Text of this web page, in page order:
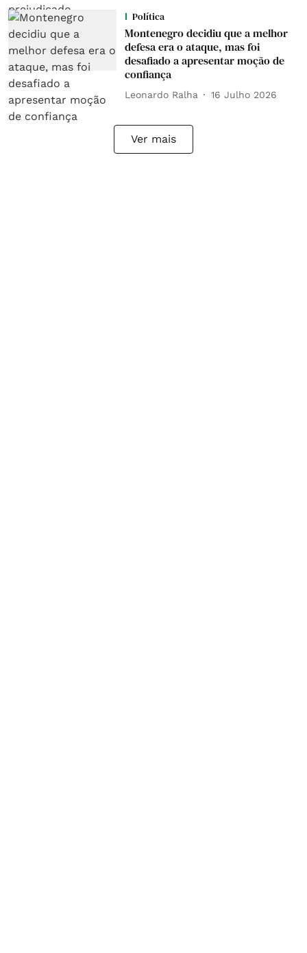
Política
Montenegro decidiu que a melhor
defesa era o ataque, mas foi
desafiado a apresentar moção de
confiança
Leonardo Ralha 16 Julho 2026
Ver mais